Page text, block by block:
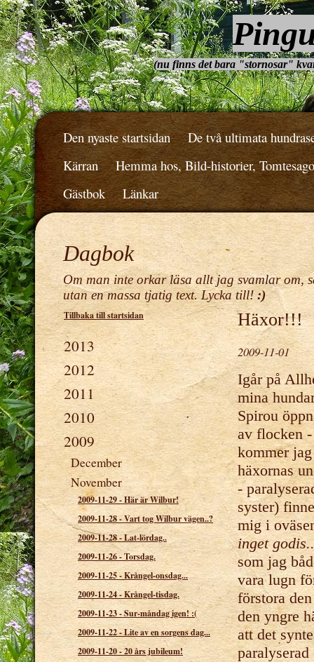
(nu finns det bara "stornosar"
Den nyaste startsidan
De två ultimata
Kärran
Hemma hos, Bild-historier,
Gästbok
Länkar
Dagbok
Om man inte orkar läsa allt jag svamlar om,
utan en massa tjatig text. Lycka till!:)
Tillbaka till startsidan
2013
2012
2011
2010
2009
December
November
2009-11-29-Här är Wilbur!
2009-11-28-Vart tog Wilbur vägen..?
2009-11-28-Lat-lördag..
2009-11-26-Torsdag.
2009-11-25-Krångel-onsdag...
2009-11-24-Krångel-tisdag.
2009-11-23-Sur-måndag igen! :(
2009-11-22-Lite av en sorgens dag...
2009-11-20-20 års jubileum!
Häxor!!!
2009-11-01
Igår på
mina
Spirou
av flocken
kommer
häxornas
-
syster)
mig i
inget
som jag
vara lugn
förstora
den yngre
att det